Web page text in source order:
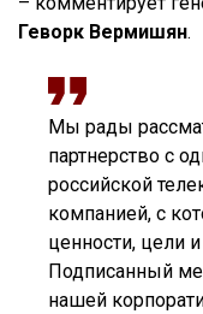
Геворк Вермишян.
Мы рады
партнерство с
российской
компанией, с
ценности, цели
Подписанный
нашей